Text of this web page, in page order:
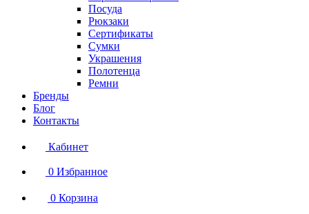
Посуда
Рюкзаки
Сертификаты
Сумки
Украшения
Полотенца
Ремни
Бренды
Блог
Контакты
Кабинет
0 Избранное
0 Корзина